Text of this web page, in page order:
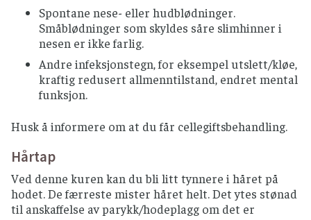
Spontane nese- eller hudblødninger.
Småblødninger som skyldes såre slimhinner i
nesen er ikke farlig.
Andre infeksjonstegn, for eksempel utslett/kløe,
kraftig redusert allmenntilstand, endret mental
funksjon.
Husk å informere om at du får cellegiftsbehandling.
Hårtap
Ved denne kuren kan du bli litt tynnere i håret på
hodet. De færreste mister håret helt. Det ytes stønad
til anskaffelse av parykk/hodeplagg om det er